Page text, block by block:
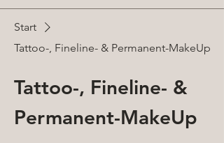
Start
Tattoo-, Fineline- & Permanent-MakeUp
Tattoo-, Fineline- &
Permanent-MakeUp